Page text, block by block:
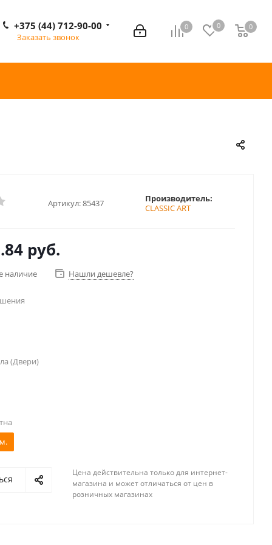
0 0 0
0
+375 (44) 712-90-00
Заказать звонок
Артикул:85437
Производитель:
CLASSIC ART
руб.
наличие Нашли дешевле?
(Двери)
Цена действительна только для интернет-
магазина и может отличаться от цен в
розничных магазинах